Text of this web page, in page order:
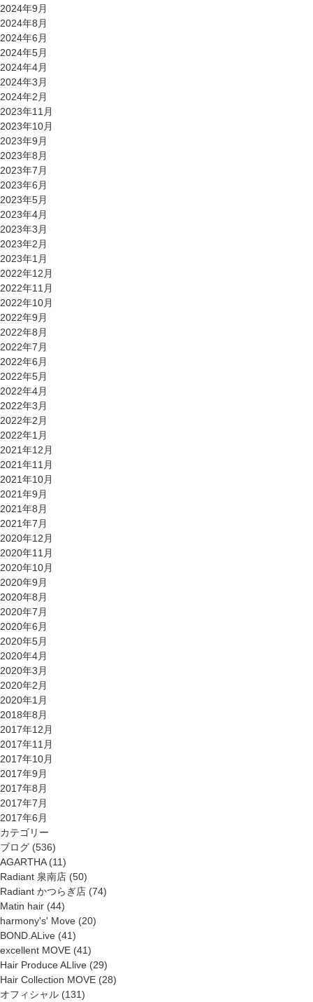
2024年9月
2024年8月
2024年6月
2024年5月
2024年4月
2024年3月
2024年2月
2023年11月
2023年10月
2023年9月
2023年8月
2023年7月
2023年6月
2023年5月
2023年4月
2023年3月
2023年2月
2023年1月
2022年12月
2022年11月
2022年10月
2022年9月
2022年8月
2022年7月
2022年6月
2022年5月
2022年4月
2022年3月
2022年2月
2022年1月
2021年12月
2021年11月
2021年10月
2021年9月
2021年8月
2021年7月
2020年12月
2020年11月
2020年10月
2020年9月
2020年8月
2020年7月
2020年6月
2020年5月
2020年4月
2020年3月
2020年2月
2020年1月
2018年8月
2017年12月
2017年11月
2017年10月
2017年9月
2017年8月
2017年7月
2017年6月
カテゴリー
ブログ (536)
AGARTHA(11)
Radiant 泉南店 (50)
Radiant かつらぎ店 (74)
Matin hair (44)
harmony's' Move (20)
BOND.ALive (41)
excellent MOVE (41)
Hair Produce ALlive (29)
Hair Collection MOVE (28)
オフィシャル (131)